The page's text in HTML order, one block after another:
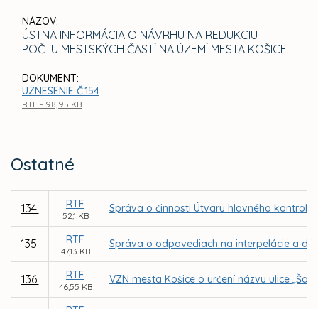
NÁZOV:
ÚSTNA INFORMÁCIA O NÁVRHU NA REDUKCIU
POČTU MESTSKÝCH ČASTÍ NA ÚZEMÍ MESTA KOŠICE
DOKUMENT:
UZNESENIE Č.154
RTF - 98,95 KB
Ostatné
134. RTF
52,1 KB
Správa o činnosti Útvaru hlavného
135. RTF
47,13 KB
Správa o odpovediach na interpelácie a
136. RTF
46,55 KB
VZN mesta Košice o určení názvu ulice